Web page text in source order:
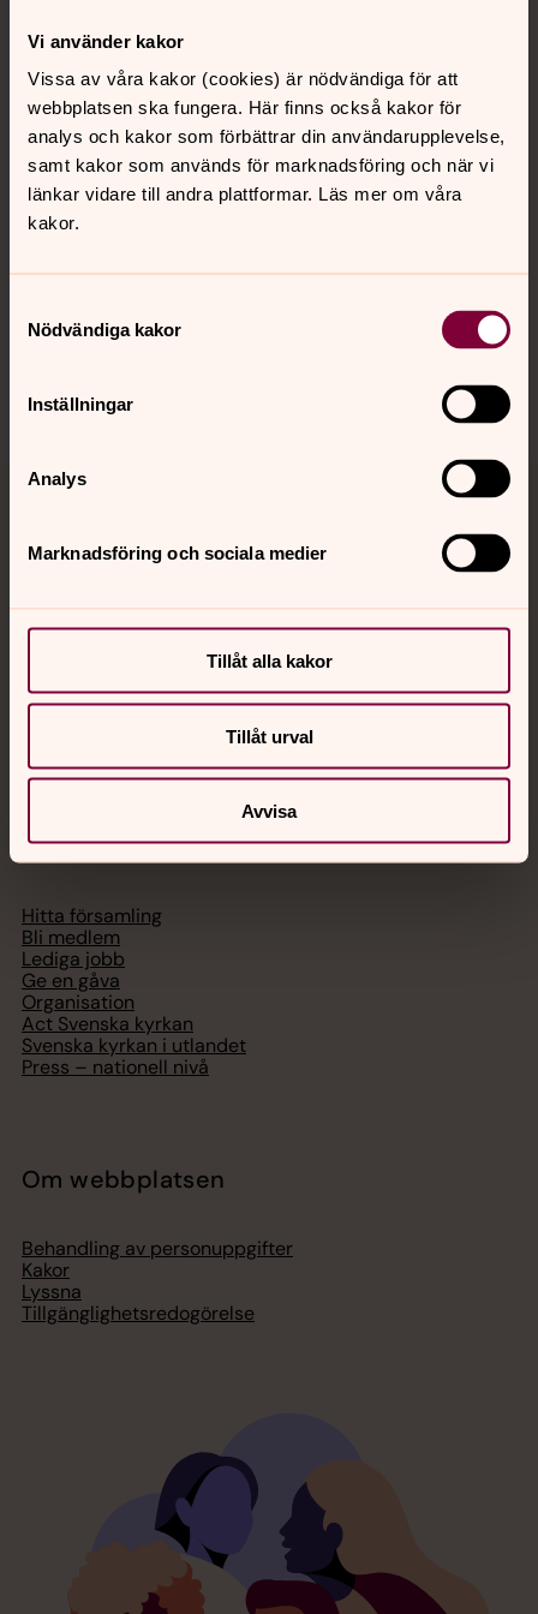
Vi använder kakor
Vissa av våra kakor (cookies) är nödvändiga för att
webbplatsen ska fungera. Här finns också kakor för
analys och kakor som förbättrar din användarupplevelse,
samt kakor som används för marknadsföring och när vi
länkar vidare till andra plattformar. Läs mer om våra
kakor.
Nödvändiga kakor
Inställningar
Analys
Marknadsföring och sociala medier
Tillåt alla kakor
Tillåt urval
Avvisa
Kalender
Sociala kanaler
Akut samtals- och krisstöd. Prata eller chatta anonymt
Digitalt brev
Svenska kyrkan
Hitta församling
Bli medlem
Lediga jobb
Ge en gåva
Organisation
Act Svenska kyrkan
Svenska kyrkan i utlandet
Press – nationell nivå
Om webbplatsen
Behandling av personuppgifter
Kakor
Lyssna
Tillgänglighetsredogörelse